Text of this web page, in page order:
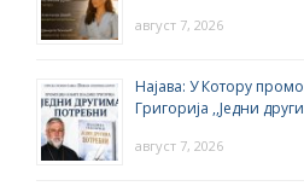
август 7, 2026
Најава: У Котору
Григорија ,,Једни
август 7, 2026